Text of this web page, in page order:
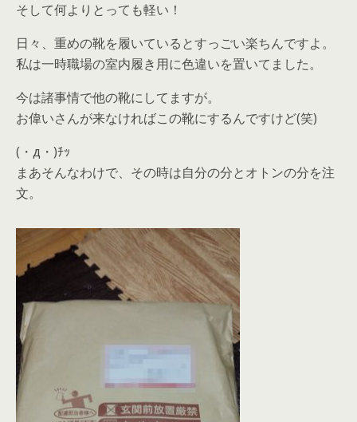
そして何よりとっても軽い！
日々、重めの靴を履いているとすっごい楽ちんですよ。
私は一時職場の室内履き用に色違いを置いてました。
今は諸事情で他の靴にしてますが。
お偉いさんが来なければこの靴にするんですけど(笑)
(・д・)ﾁｯ
まあそんなわけで、その時は自分の分とオトンの分を注
文。